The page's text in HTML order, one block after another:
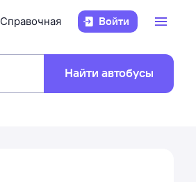
Справочная Войти
Найти автобусы